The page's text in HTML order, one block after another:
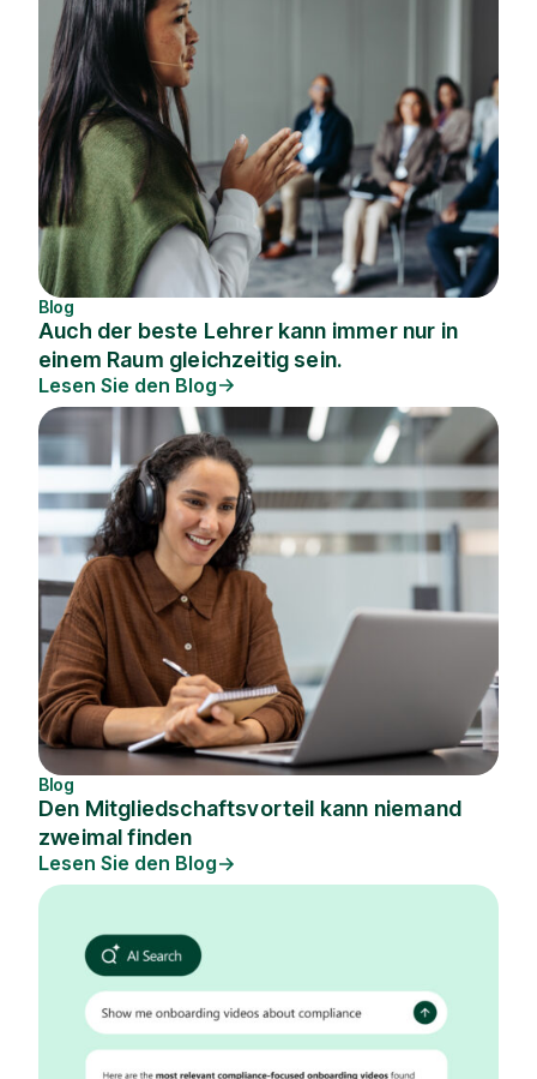
Blog
Auch der beste Lehrer kann immer nur in
einem Raum gleichzeitig sein.
Lesen Sie den Blog
Blog
Den Mitgliedschaftsvorteil kann niemand
zweimal finden
Lesen Sie den Blog